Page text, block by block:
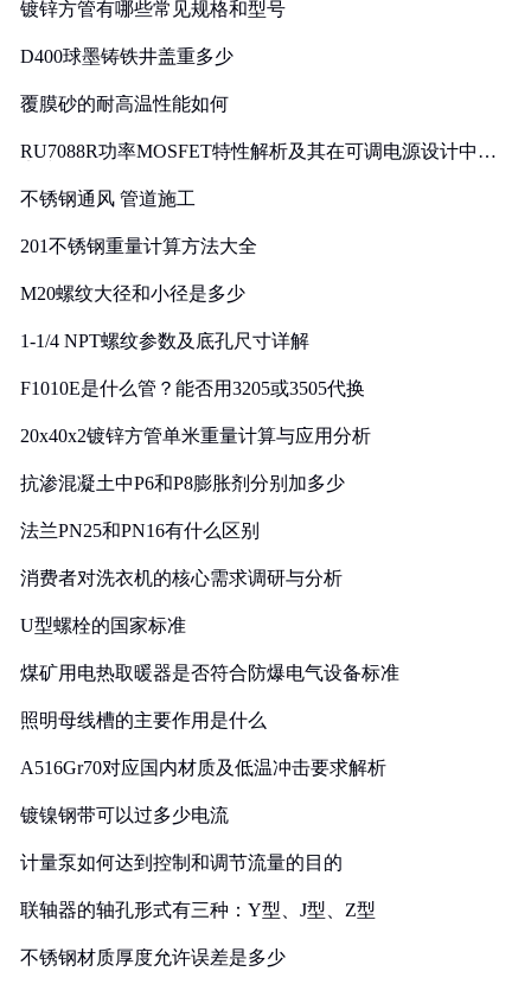
镀锌方管有哪些常见规格和型号
D400球墨铸铁井盖重多少
覆膜砂的耐高温性能如何
RU7088R功率MOSFET特性解析及其在可调电源设计中的
不锈钢通风 管道施工
201不锈钢重量计算方法大全
M20螺纹大径和小径是多少
1-1/4 NPT螺纹参数及底孔尺寸详解
F1010E是什么管？能否用3205或3505代换
20x40x2镀锌方管单米重量计算与应用分析
抗渗混凝土中P6和P8膨胀剂分别加多少
法兰PN25和PN16有什么区别
消费者对洗衣机的核心需求调研与分析
U型螺栓的国家标准
煤矿用电热取暖器是否符合防爆电气设备标准
照明母线槽的主要作用是什么
A516Gr70对应国内材质及低温冲击要求解析
镀镍钢带可以过多少电流
计量泵如何达到控制和调节流量的目的
联轴器的轴孔形式有三种：Y型、J型、Z型
不锈钢材质厚度允许误差是多少